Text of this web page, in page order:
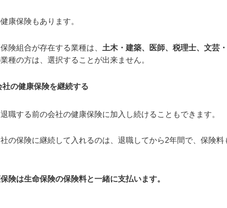
康保険もあります。
険組合が存在する業種は、 土木・建築、医師、税理士、文芸
種の方は、選択することが出来ません。
社の健康保険を継続する
職する前の会社の健康保険に加入し続けることもできます。
の保険に継続して入れるのは、 退職してから2年間で、保険
険は生命保険の保険料と一緒に支払います。